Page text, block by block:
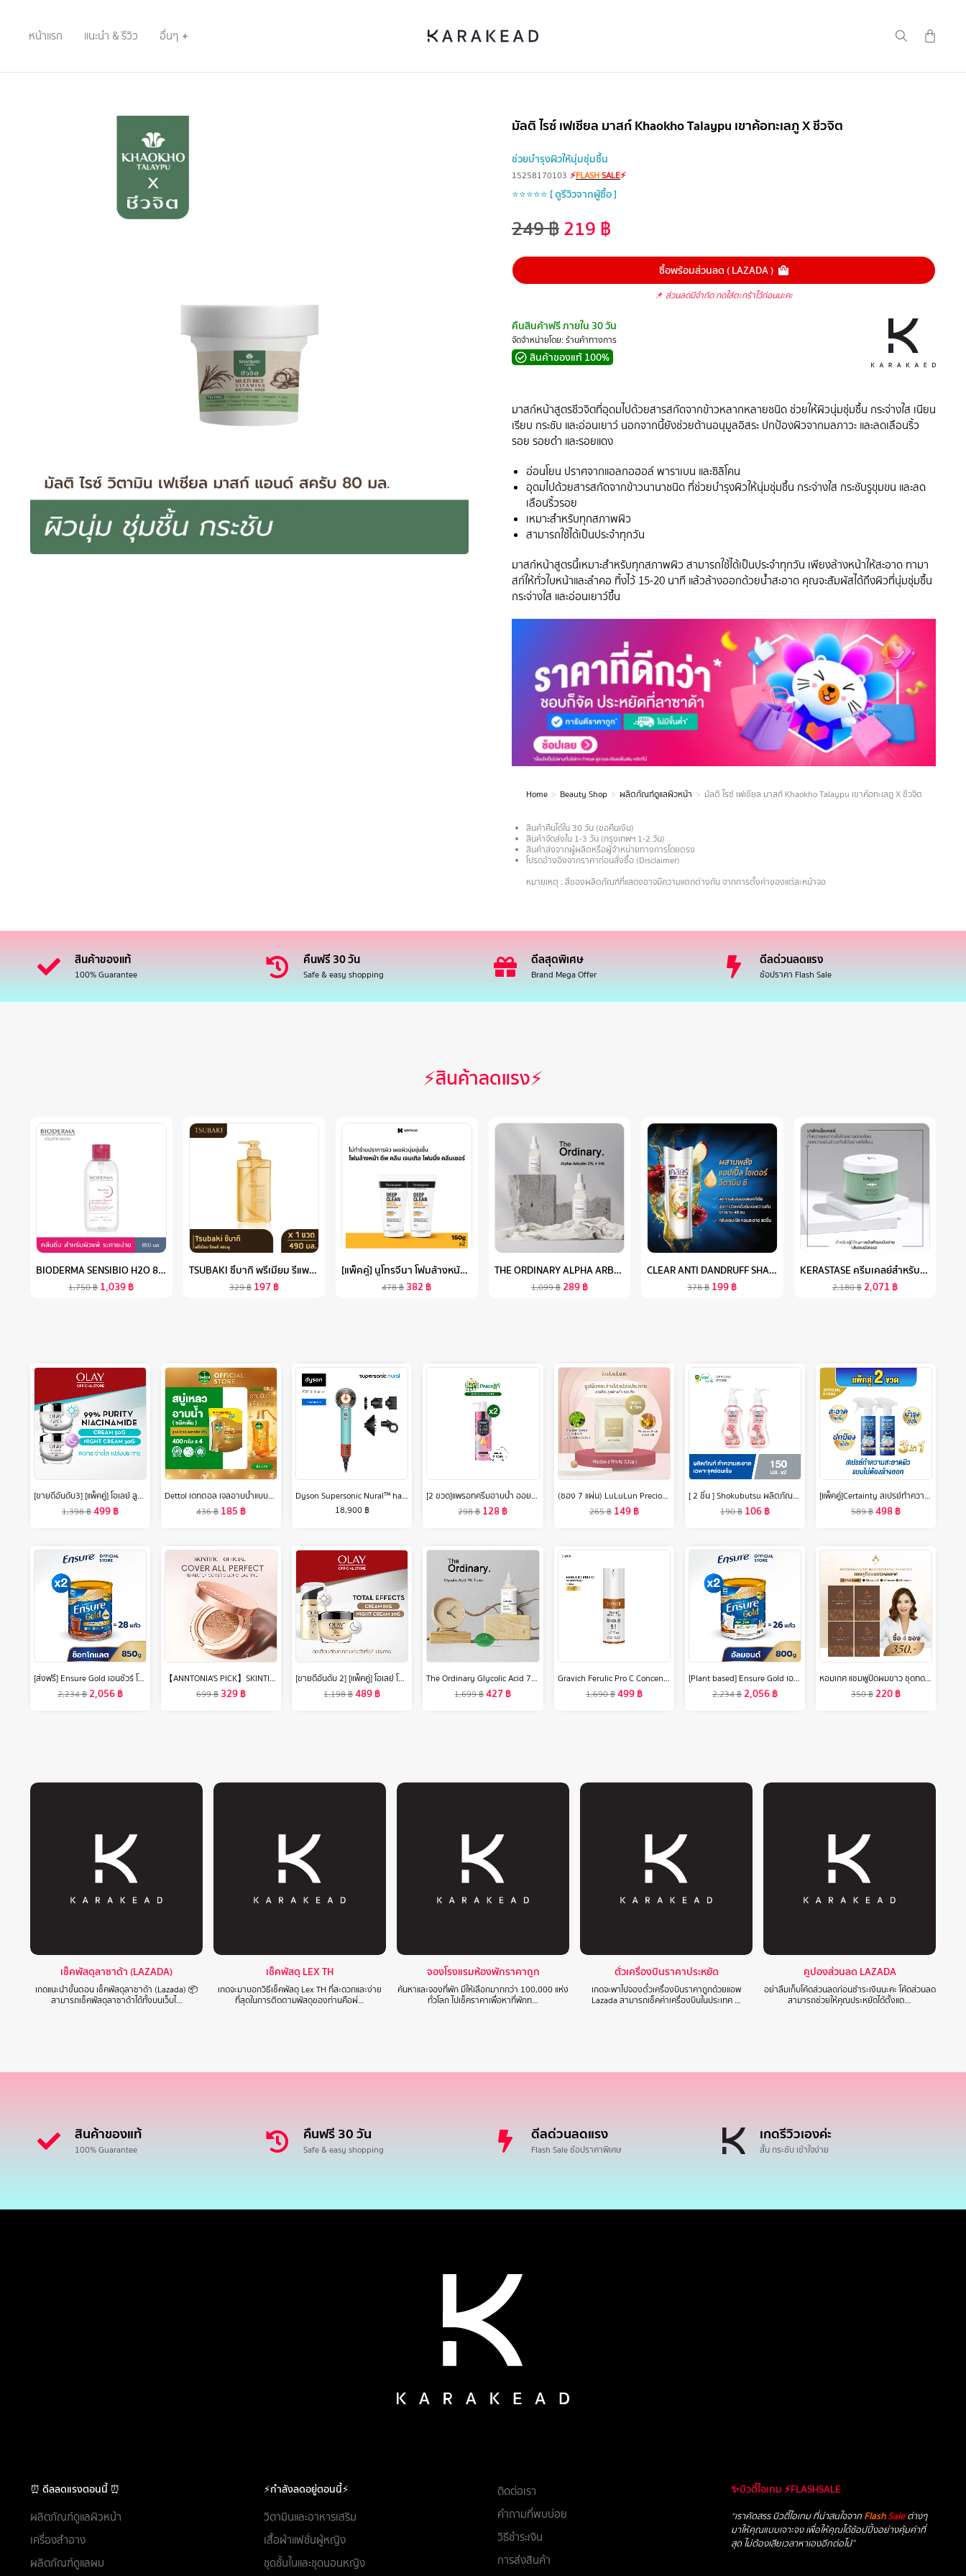
หน้าแรก แนะนำ & รีวิว อื่นๆ
มัลติ ไรซ์ เฟเชียล มาสก์ Khaokho Talaypu เขาค้อทะเลภู X ชีวจิต
ช่วยบำรุงผิวให้นุ่มชุ่มชื้น
15258170103 ⚡FLASHSALE⚡
⭐⭐⭐⭐⭐ [ ดูรีวิวจากผู้ซื้อ ]
249฿219฿
ซื้อพร้อมส่วนลด ( LAZADA )
📌 ส่วนลดมีจำกัด กดใส่ตะกร้าไว้ก่อนนะคะ
คืนสินค้าฟรี ภายใน 30 วัน
จัดจำหน่ายโดย: ร้านค้าทางการ
สินค้าของแท้ 100%
มาสก์หน้าสูตรชีวจิตที่อุดมไปด้วยสารสกัดจากข้าวหลากหลายชนิด ช่วยให้ผิวนุ่มชุ่มชื้น กระจ่างใส เนียน
เรียบ กระชับ และอ่อนเยาว์ นอกจากนี้ยังช่วยต้านอนุมูลอิสระ ปกป้องผิวจากมลภาวะ และลดเลือนริ้ว
รอย รอยดำ และรอยแดง
อ่อนโยน ปราศจากแอลกอฮอล์ พาราเบน และซิลิโคน
อุดมไปด้วยสารสกัดจากข้าวนานาชนิด ที่ช่วยบำรุงผิวให้นุ่มชุ่มชื้น กระจ่างใส กระชับรูขุมขน และลด
เลือนริ้วรอย
เหมาะสำหรับทุกสภาพผิว
สามารถใช้ได้เป็นประจำทุกวัน
มาสก์หน้าสูตรนี้เหมาะสำหรับทุกสภาพผิว สามารถใช้ได้เป็นประจำทุกวัน เพียงล้างหน้าให้สะอาด ทามา
สก์ให้ทั่วใบหน้าและลำคอ ทิ้งไว้ 15-20 นาที แล้วล้างออกด้วยน้ำสะอาด คุณจะสัมผัสได้ถึงผิวที่นุ่มชุ่มชื้น
กระจ่างใส และอ่อนเยาว์ขึ้น
You are here:
Home Beauty Shop ผลิตภัณฑ์ดูแลผิวหน้า มัลติ ไรซ์ เฟเชียล มาสก์ Khaokho Talaypu เขาค้อทะเลภู X ชีวจิต
สินค้าคืนได้ใน 30 วัน (ขอคืนเงิน)
สินค้าจัดส่งใน 1-3 วัน (กรุงเทพฯ 1-2 วัน)
สินค้าส่งจากผู้ผลิตหรือผู้จำหน่ายทางการโดยตรง
โปรดอ้างอิงจากราคาก่อนสั่งซื้อ (Disclaimer)
หมายเหตุ : สีของผลิตภัณฑ์ที่แสดงอาจมีความแตกต่างกัน จากการตั้งค่าของแต่ละหน้าจอ
สินค้าของแท้
100% Guarantee
คืนฟรี 30 วัน
Safe & easy shopping
ดีลสุดพิเศษ
Brand Mega Offer
ดีลด่วนลดแรง
ช้อปราคา Flash Sale
⚡สินค้าลดแรง⚡
BIODERMA SENSIBIO H2O 850 ML (ฝาปั๊ม) คลีนซิ่งเช็ดทำความสะอาดผิวหน้า สำหรับผิวแพ้ ระคายง่าย
1,750฿ 1,039฿
TSUBAKI ซึบากิ พรีเมียม รีแพร์ แชมพู (ขวดทอง) 490 มล.
329฿ 197฿
[แพ็คคู่] นูโทรจีนา โฟมล้างหน้า ดีพ คลีน เจนเทิล โฟมมิ่ง คลีนเซอร์ 150 ก. X 2 NEUTROGENA DEEP CLEAN GENTLE FOAMING CLEANSER 150 G. X 2, โฟมล้างหน้า วิปโฟมอะมิโน, 8% AMINO ACID, ทำความสะอาดล้ำลึก, อ่อนโยน ไม่ทำร้ายปราการผิว ไม่แห้งตึง
478฿ 382฿
THE ORDINARY ALPHA ARBUTIN 2% + HA - DARK SPOTS WITH HYDRATING HYALURONIC ACID 30ML เซรั่มลดเลือนริ้วรอย เซรั่มบำรุงหน้า ลดเลือนริ้วรอยร่องลึก ไวท์เทนนิ่ง ไบร์ทเทนนิ่ง ควบคุมความมัน
1,099฿289฿
CLEAR ANTI DANDRUFF SHAMPOO (2 BOTTLES) เคลียร์ แชมพูขจัดรังแค (2 ขวด)
378฿ 199฿
KERASTASE ครีมเคลย์สำหรับหนังศีรษะมัน ดีท็อกซ์ และทำความสะอาดหนังศีรษะและเส้นผม SPECIFIQUE ARGILE EQUILIBRANTE FOR OILY SCALP 250ML
2,180฿2,071 ฿
[ขายดีอันดับ3] [แพ็คคู่] โอเลย์ ลูมินัส ไลท์ เพอร์เฟคติ้ง เดย์ครีม 50 กรัม. + ไนท์ครีม 50 กรัม. ไนอะซินาไมด์ กระจ่างใส สกินแคร์ Olay Luminous Light Perfecting Day SPF 15 PA++ 50G + Night Cream 50G
1,398฿499฿
Dettol เดทตอล เจลอาบน้ำแบบถุงเติม สบู่เหลวเดทตอล แอนตี้แบคทีเรีย ถุงเติม 400มล.X4 (เลือกสูตรด้านใน)
436฿ 185 ฿
Dyson Supersonic Nural™ hair dryer (Ceramic Patina/Topaz) ไดร์เป่าผม ไดสัน
18,900 ฿
[2 ขวด]แพรอทครีมอาบน้ำ ออยล์อินบาธ เลิฟลี่ ยัง 400มล. [Bundle 2]Parrot Oil In Bath Oil Lovely Young 400 ML สบู่เหลว Liquid soap
298฿128฿
(ซอง 7 แผ่น) LuLuLun Precious Clear Face mask ลูลูลูน แผ่นมาสก์หน้า สูตรผิวกระจ่างใส อ่อนเยาว์ พรีเชียส เคลียร์
265฿ 149฿
[ 2 ชิ้น ] Shokubutsu ผลิตภัณฑ์ทำความสะอาดเฉพาะ จุดซ่อนเร้น Feminine Cleansing สูตร Daily Gentle Care Shiso Extract & Aloe Vera 150 มล.
190฿ 106฿
[แพ็คคู่]Certainty สเปรย์ทำความสะอาดผิวแบบไม่ต้องล้างออกเซอร์เทนตี้ ขนาด 350 ML. x2 ขวด
589฿498฿
[ส่งฟรี] Ensure Gold เอนชัวร์ โกลด์ รสช็อกโกแลต 850g 2 กระป๋อง Ensure Gold Chocolate 850g x2
2,234฿2,056฿
【ANNTONIA'S PICK】SKINTIFIC Perfect Stay Velvet Matte Cushion สีฟ้า คุชชั่น ให้การปกปิด แมตต์ติดทนตลอดวัน รองพื้น
699฿ 329฿
[ขายดีอันดับ 2] [แพ็คคู่] โอเลย์ โททัล เอฟเฟ็คส์ 7 อิน 1 เดย์ครีม 50 กรัม. + ไนท์ครีม 50 กรัม. ไนอะซินาไมด์ ลดเลือนริ้วรอย สกินแคร์ Olay Total Effects 7in1 Day Cream SPF 15 50G + Night Cream 50G
1,198฿489฿
The Ordinary Glycolic Acid 7% Cleans Pores Toning Solution Exfoliates Blackheads peel 240ml
1,699฿427฿
Gravich Ferulic Pro C Concentrate Serum 30 ml
1,690฿499฿
[Plant based] Ensure Gold เอนชัวร์ โกลด์ กลิ่นอัลมอนด์ สูตรโปรตีนธัญพืช 800g 2 กระป๋อง Ensure Gold Plant Based 800gx2
2,234฿2,056฿
หอมเกศ แชมพูปิดผมขาว ชุดทดลอง4ซอง350บาท ขนาด30ml.
350฿220฿
เช็คพัสดุลาซาด้า (LAZADA)
เกดแนะนำขั้นตอน เช็คพัสดุลาซาด้า (Lazada) 📦
สามารถเช็คพัสดุลาซาด้าได้ทั้งบนเว็บไ…
เช็คพัสดุ LEX TH
เกดจะมาบอกวิธีเช็คพัสดุ Lex TH ที่สะดวกและง่าย
ที่สุดในการติดตามพัสดุของท่านคือผ่…
จองโรงแรมห้องพักราคาถูก
ค้นหาและจองที่พัก มีให้เลือกมากกว่า 100,000 แห่ง
ทั่วโลก ไปเช็คราคาเพื่อหาที่พักท…
ตั๋วเครื่องบินราคาประหยัด
เกดจะพาไปจองตั๋วเครื่องบินราคาถูกด้วยแอพ
Lazada สามารถเช็คค่าเครื่องบินในประเทศ …
คูปองส่วนลด LAZADA
อย่าลืมเก็บโค้ดส่วนลดก่อนชำระเงินนะคะ โค้ดส่วนลด
สามารถช่วยให้คุณประหยัดได้ตั้งแต…
สินค้าของแท้
100% Guarantee
คืนฟรี 30 วัน
Safe & easy shopping
ดีลด่วนลดแรง
Flash Sale ช้อปราคาพิเศษ
เกดรีวิวเองค่ะ
สั้น กระชับ เข้าใจง่าย
⏰ ดีลลดแรงตอนนี้ ⏰
ผลิตภัณฑ์ดูแลผิวหน้า
เครื่องสำอาง
ผลิตภัณฑ์ดูแลผม
⚡กำลังลดอยู่ตอนนี้⚡
วิตามินและอาหารเสริม
เสื้อผ้าแฟชั่นผู้หญิง
ชุดชั้นในและชุดนอนหญิง
ติดต่อเรา
คำถามที่พบบ่อย
วิธีชำระเงิน
การส่งสินค้า
✨บิวตี้ไอเทม ⚡FLASHSALE
“เราคัดสรร บิวตี้ไอเทม ที่น่าสนใจจาก FlashSaleต่างๆ
มาให้คุณแบบเจาะจง เพื่อให้คุณได้ช้อปปิ้งอย่างคุ้มค่าที่
สุด ไม่ต้องเสียเวลาหาเองอีกต่อไป”